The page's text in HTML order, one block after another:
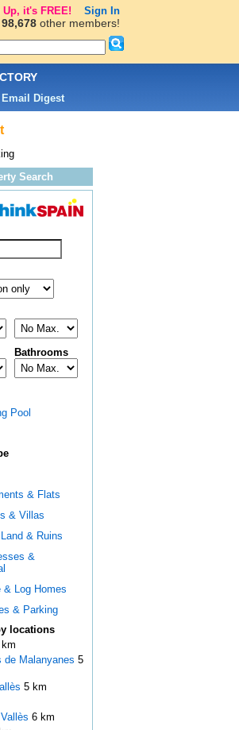
Search
Bathrooms
Pool
& Flats
& Villas
& Ruins
&
& Log Homes
& Parking
locations
de Malanyanes 5
5 km
6 km
Digest
it's FREE! Sign In
98,678other members!